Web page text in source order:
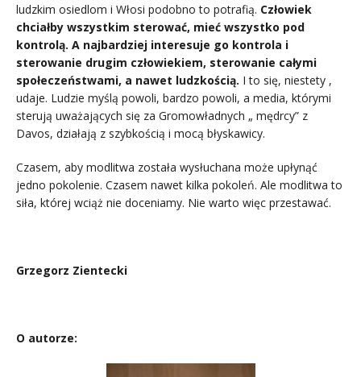
ludzkim osiedlom i Włosi podobno to potrafią. Człowiek
chciałby wszystkim sterować, mieć wszystko pod
kontrolą. A najbardziej interesuje go kontrola i
sterowanie drugim człowiekiem, sterowanie całymi
społeczeństwami, a nawet ludzkością. I to się, niestety ,
udaje. Ludzie myślą powoli, bardzo powoli, a media, którymi
sterują uważających się za Gromowładnych „ mędrcy” z
Davos, działają z szybkością i mocą błyskawicy.
Czasem, aby modlitwa została wysłuchana może upłynąć
jedno pokolenie. Czasem nawet kilka pokoleń. Ale modlitwa to
siła, której wciąż nie doceniamy. Nie warto więc przestawać.
Grzegorz Zientecki
O autorze: